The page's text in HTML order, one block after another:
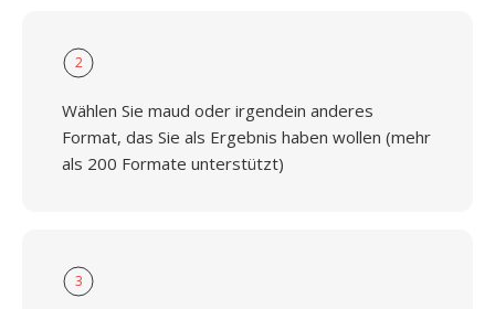
2
Wählen Sie maud oder irgendein anderes
Format, das Sie als Ergebnis haben wollen (mehr
als 200 Formate unterstützt)
3